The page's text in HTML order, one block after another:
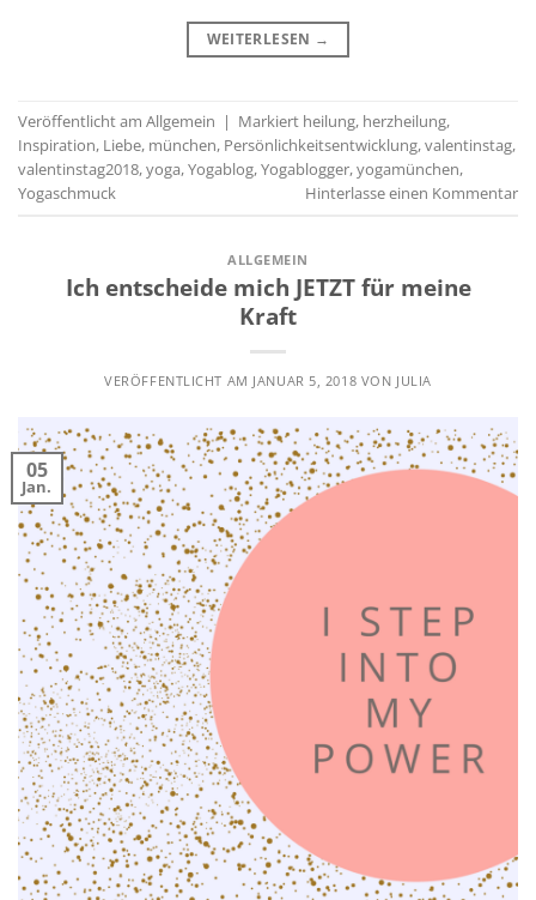
WEITERLESEN →
Veröffentlicht am Allgemein | Markiert heilung, herzheilung,
Inspiration, Liebe, münchen, Persönlichkeitsentwicklung,valentinstag,
valentinstag2018,yoga,Yogablog,Yogablogger,yogamünchen,
Yogaschmuck
Hinterlasse einen Kommentar
ALLGEMEIN
Ich entscheide mich JETZT für meine
Kraft
VERÖFFENTLICHT AM JANUAR 5, 2018 VON JULIA
05
Jan.